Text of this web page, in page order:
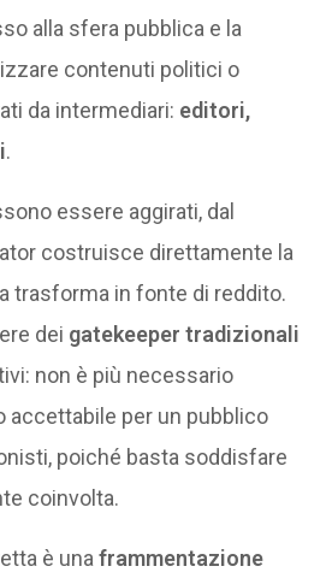
alla sfera pubblica e la
contenuti politici o
da intermediari: editori,
.
essere aggirati, dal
costruisce direttamente la
trasforma in fonte di reddito.
dei gatekeeper tradizionali
non è più necessario
accettabile per un pubblico
poiché basta soddisfare
coinvolta.
è unaframmentazione